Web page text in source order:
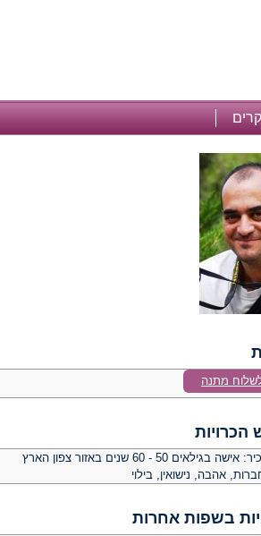
מתנה
הכרויות
אישה בגילאים 50 - 60 שנים באזור צפון הארץ
אהבה, נישואין, בילוי
בשפות אחרות